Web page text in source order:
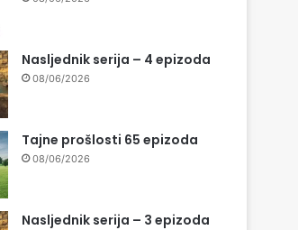
Nasljednik serija – 4 epizoda
08/06/2026
Tajne prošlosti 65 epizoda
08/06/2026
Nasljednik serija – 3 epizoda